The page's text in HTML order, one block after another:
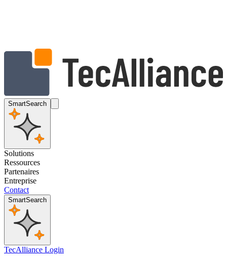
SmartSearch
Solutions
Ressources
Partenaires
Entreprise
Contact
SmartSearch
TecAlliance Login